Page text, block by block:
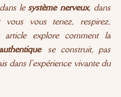
le système nerveux, dans
vous tenez, respirez,
réagissez. Cet article explore comment la
se construit, pas
dans l’expérience vivante du